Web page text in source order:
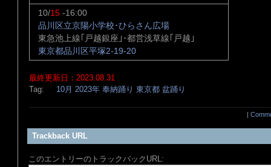
10/15 -16:00
品川区立京陽小学校･ひらさん広場
東急池上線｢戸越銀座｣･都営浅草線｢戸越｣
東京都品川区平塚2-19-20
最終更新日：2023.08.31
Tag:
10月 2023年 奉納踊り 東京都 盆踊り
|
Trackback URL
このエントリーのトラックバックURL: